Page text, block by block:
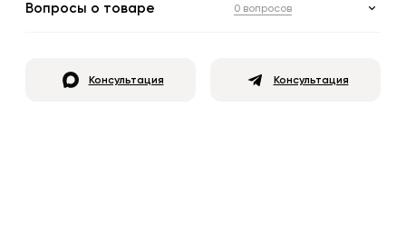
Вопросы о товаре 0 вопросов
Консультация Консультация